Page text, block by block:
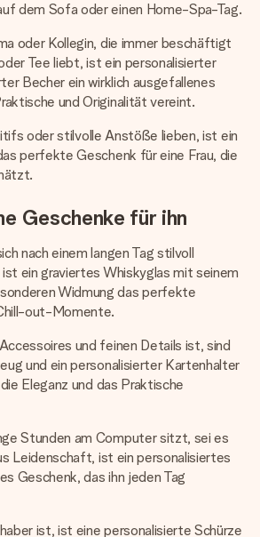
dem Sofa oder einen Home-Spa-Tag.
oder Kollegin, die immer beschäftigt
Tee liebt, ist ein personalisierter
Becher ein wirklich ausgefallenes
und Originalität vereint.
oder stilvolle Anstöße lieben, ist ein
perfekte Geschenk für eine Frau, die
Geschenke für ihn
nach einem langen Tag stilvoll
ein graviertes Whiskyglas mit seinem
Widmung das perfekte
out-Momente.
und feinen Details ist, sind
und ein personalisierter Kartenhalter
Eleganz und das Praktische
Stunden am Computer sitzt, sei es
Leidenschaft, ist ein personalisiertes
Geschenk, das ihn jeden Tag
ist, ist eine personalisierte Schürze